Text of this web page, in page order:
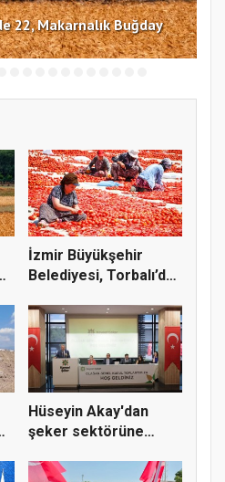
22, Makarnalık Buğday
İzmir Büyükşehir
Belediyesi, Torbalı’da
Hüseyin Akay'dan
şeker sektörüne